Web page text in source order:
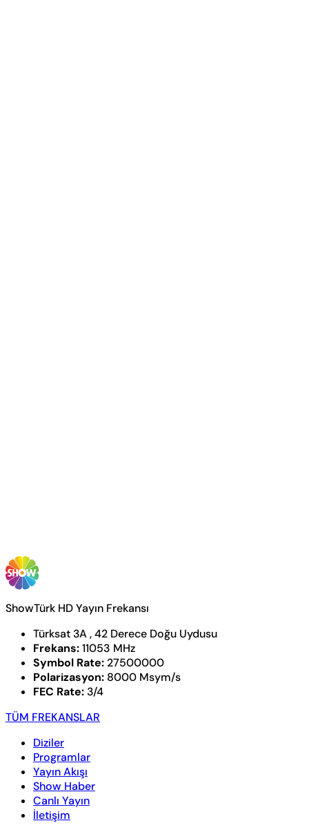
ShowTürk HD Yayın Frekansı
Türksat 3A , 42 Derece Doğu Uydusu
Frekans:11053 MHz
Symbol Rate: 27500000
Polarizasyon: 8000 Msym/s
FEC Rate: 3/4
TÜM FREKANSLAR
Diziler
Programlar
Yayın Akışı
Show Haber
Canlı Yayın
İletişim